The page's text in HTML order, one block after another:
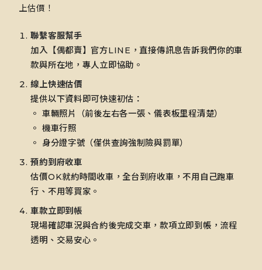
上估價！
聯繫客服幫手
加入【偶都賣】官方LINE，直接傳訊息告訴我們你的車
款與所在地，專人立即協助。
線上快速估價
提供以下資料即可快速初估：
。 車輛照片（前後左右各一張、儀表板里程清楚）
。 機車行照
。 身分證字號（僅供查詢強制險與罰單）
預約到府收車
估價OK就約時間收車，全台到府收車，不用自己跑車
行、不用等買家。
車款立即到帳
現場確認車況與合約後完成交車，款項立即到帳，流程
透明、交易安心。